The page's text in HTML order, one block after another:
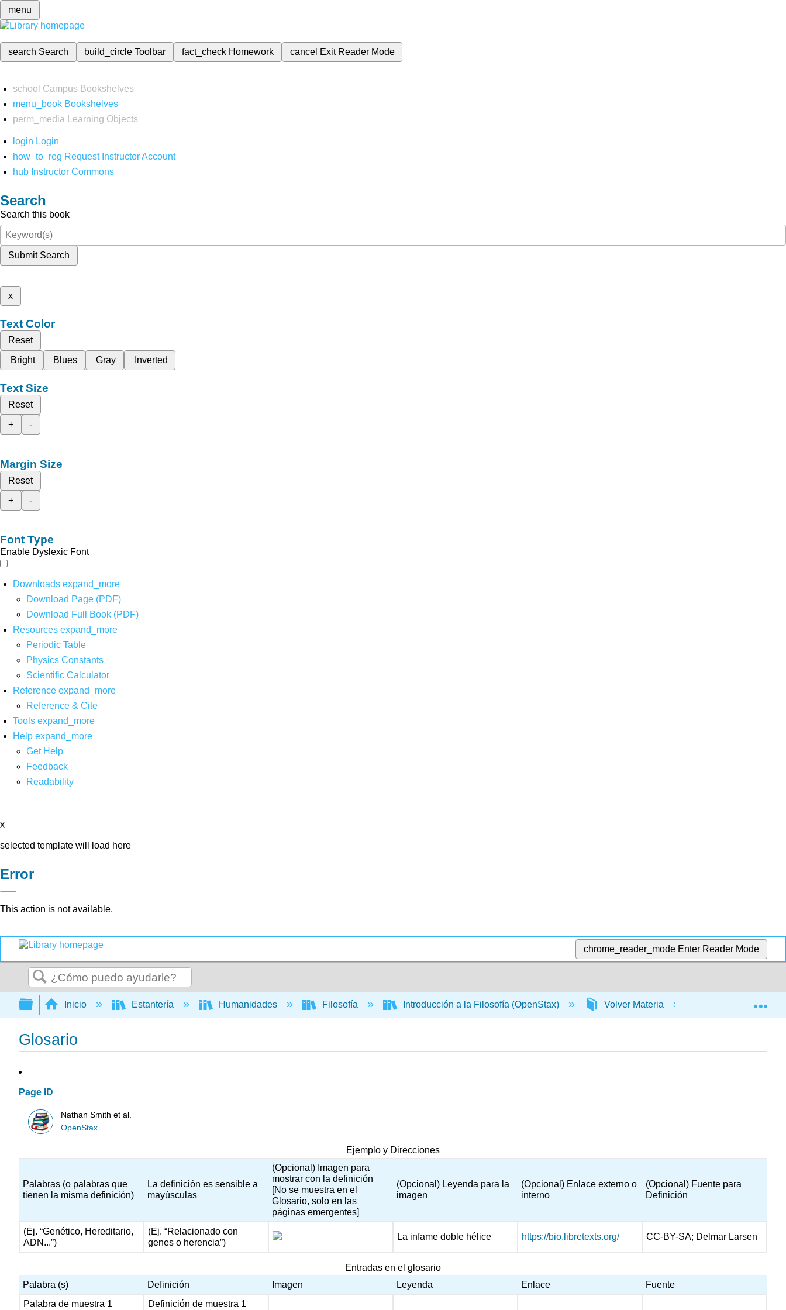
menu
search Search build_circleToolbar fact_check Homework cancel Exit Reader Mode
school Campus Bookshelves
menu_book Bookshelves
perm_media
Learning Objects
login Login
how_to_reg Request Instructor Account
hub Instructor Commons
Search
Search this book
Submit Search
x
Text Color
Reset
Bright
Blues Gray Inverted
Text Size
Reset
+
-
Margin Size
Reset
+
-
Font Type
Enable Dyslexic Font
Downloads expand_more
Download Page (PDF)
Download Full Book (PDF)
Resources expand_more
Periodic Table
Physics Constants
Scientific Calculator
Reference expand_more
Reference & Cite
Tools expand_more
Help expand_more
Get Help
Feedback
Readability
x
selected template will load here
Error
This action is not available.
chrome_reader_mode Enter Reader Mode
Buscar
Expandir/contraer jerarquía global
Inicio Estantería Humanidades Filosofía Introducción a la Filosofía (OpenStax) Volver Materia
Glosario
Page ID
Nathan Smith et al.
OpenStax
Ejemplo y Direcciones
Palabras (o palabras que
tienen la misma definición)
La definición es sensible a
mayúsculas
(Opcional) Imagen para
mostrar con la definición
[No se muestra en el
Glosario, solo en las
páginas emergentes]
(Opcional) Leyenda para la
imagen
(Opcional) Enlace externo o
interno
(Opcional) Fuente para
Definición
(Ej. “Genético, Hereditario,
ADN...”)
(Ej. “Relacionado con
genes o herencia”)
La infame doble hélice https://bio.libretexts.org/ CC-BY-SA; Delmar Larsen
Entradas en el glosario
Palabra (s)
Definición Imagen Leyenda Enlace
Fuente
Palabra de muestra 1
Definición de muestra 1